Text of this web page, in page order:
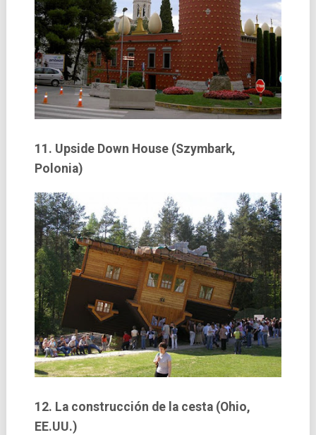
11. Upside Down House (Szymbark,
Polonia)
12. La construcción de la cesta (Ohio,
EE.UU.)